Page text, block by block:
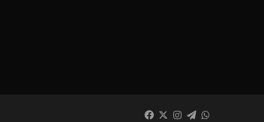
Facebook
X Instagram
Telegram